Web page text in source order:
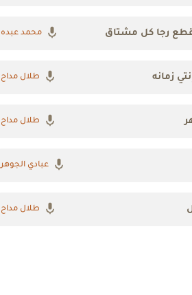
تقطع رجا كل مشتاق محمد عبده
زمانه طلال مداح
طلال مداح
عبادي الجوهر
طلال مداح